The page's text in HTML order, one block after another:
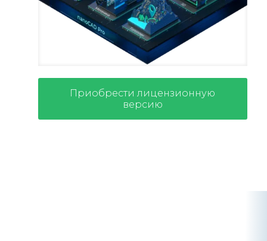
Приобрести лицензионную
версию